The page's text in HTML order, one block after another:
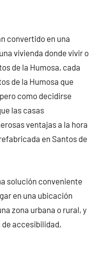
convertido en una
vivienda donde vivir o
de la Humosa, cada
de la Humosa que
como decidirse
las casas
ventajas a la hora
en Santos de
solución conveniente
en una ubicación
zona urbana o rural, y
accesibilidad,